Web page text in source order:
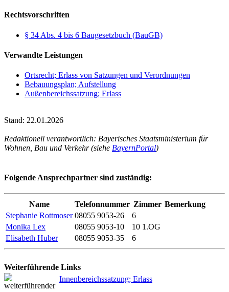
Rechtsvorschriften
§ 34 Abs. 4 bis 6 Baugesetzbuch (BauGB)
Verwandte Leistungen
Ortsrecht; Erlass von Satzungen und Verordnungen
Bebauungsplan; Aufstellung
Außenbereichssatzung; Erlass
Stand: 22.01.2026
Redaktionell verantwortlich: Bayerisches Staatsministerium für
Wohnen, Bau und Verkehr (siehe BayernPortal)
Folgende Ansprechpartner sind zuständig:
Name Telefonnummer Zimmer Bemerkung
Stephanie Rottmoser 08055 9053-26
6
Monika Lex
08055 9053-10
10 1.OG
Elisabeth Huber
08055 9053-35 6
Weiterführende Links
Innenbereichssatzung; Erlass